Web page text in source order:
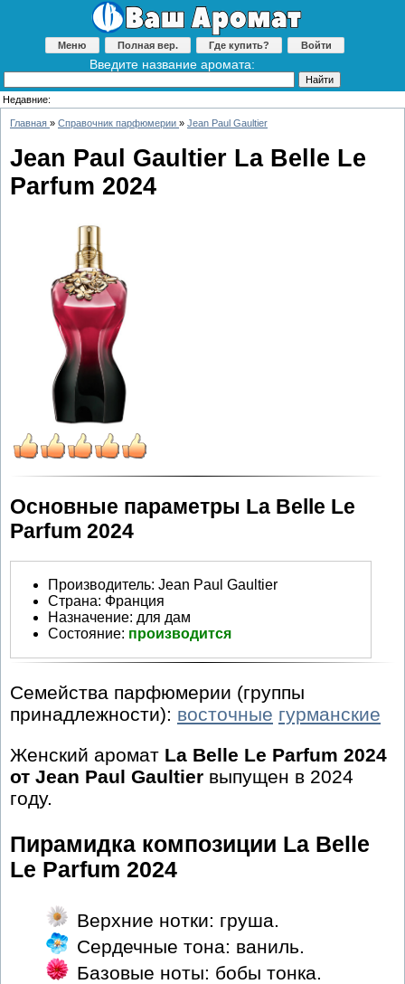
Меню Полная вер. Где купить? Войти
Введите название аромата:
Недавние:
Главная » Справочник парфюмерии » Jean Paul Gaultier
Jean Paul Gaultier La Belle Le
Parfum 2024
Основные параметры La Belle Le
Parfum 2024
Производитель: Jean Paul Gaultier
Страна: Франция
Назначение: для дам
Состояние: производится
Семейства парфюмерии (группы
принадлежности): восточные гурманские
Женский аромат La Belle Le Parfum 2024
от Jean Paul Gaultier выпущен в 2024
году.
Пирамидка композиции La Belle
Le Parfum 2024
Верхние нотки: груша.
Сердечные тона: ваниль.
Базовые ноты: бобы тонка.